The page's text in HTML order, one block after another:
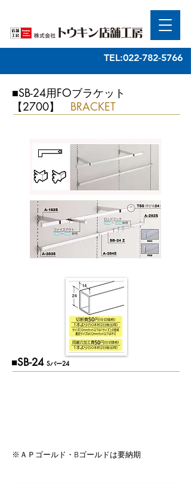
TEL:022-782-5766
■SB-24用FOブラケット
【2700】 BRACKET
■SB-24 Sバー24
※ＡＰゴールド・Bゴールドは要納期